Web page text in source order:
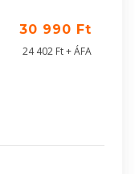
30 990 Ft
24 402 Ft + ÁFA